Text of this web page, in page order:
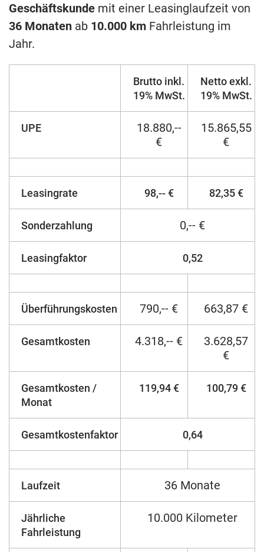
Geschäftskunde mit einer Leasinglaufzeit von
36 Monaten ab 10.000 km Fahrleistung im
Jahr.
Brutto inkl.
19% MwSt.
Netto exkl.
19% MwSt.
UPE
18.880,--
€
15.865,55
€
Leasingrate 98,-- € 82,35 €
Sonderzahlung 0,-- €
Leasingfaktor 0,52
Überführungskosten 790,-- € 663,87 €
Gesamtkosten 4.318,-- €
3.628,57
€
Gesamtkosten /
Monat
119,94 € 100,79 €
Gesamtkostenfaktor 0,64
Laufzeit 36 Monate
Jährliche
Fahrleistung
10.000 Kilometer